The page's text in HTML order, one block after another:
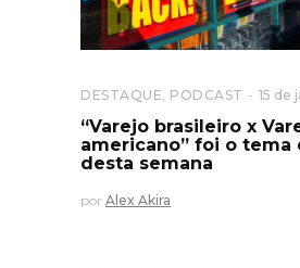
DESTAQUE, PODCAST 15 de
“Varejo brasileiro x
americano” foi o tema
desta semana
por Alex Akira